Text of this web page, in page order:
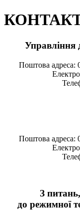
Управління
Поштова адреса:
Поштова адреса:
З
до режимної